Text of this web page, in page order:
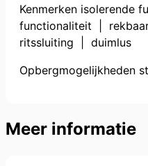
Kenmerken isolerende
functionaliteit |
ritssluiting | duimlus
Opbergmogelijkheden
Meer informatie